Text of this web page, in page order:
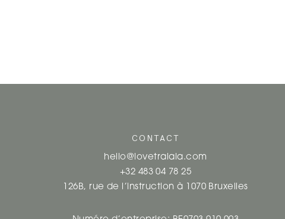
CONTACT
hello@lovetralala.com
+32 483 04 78 25
126B, rue de l’instruction à 1070 Bruxelles